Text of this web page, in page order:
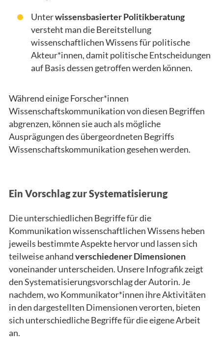
Unterwissensbasierter Politikberatung
versteht man die Bereitstellung
wissenschaftlichen Wissens für politische
Akteur*innen, damit politische Entscheidungen
auf Basis dessen getroffen werden können.
Während einige Forscher*innen
Wissenschaftskommunikation von diesen Begriffen
abgrenzen, können sie auch als mögliche
Ausprägungen des übergeordneten Begriffs
Wissenschaftskommunikation gesehen werden.
Ein Vorschlag zur Systematisierung
Die unterschiedlichen Begriffe für die
Kommunikation wissenschaftlichen Wissens heben
jeweils bestimmte Aspekte hervor und lassen sich
teilweise anhandverschiedenerDimensionen
voneinander unterscheiden. Unsere Infografik zeigt
den Systematisierungsvorschlag der Autorin. Je
nachdem, wo Kommunikator*innen ihre Aktivitäten
in den dargestellten Dimensionen verorten, bieten
sich unterschiedliche Begriffe für die eigene Arbeit
an.